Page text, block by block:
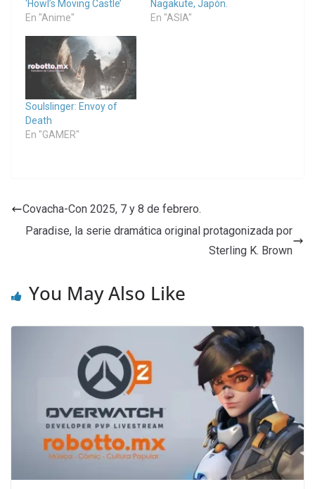
‘Howl’s Moving Castle’
En "Anime"
Nagakute, Japón.
En "ASIA"
Soulslinger: Envoy of
Death
En "GAMER"
Covacha-Con 2025, 7 y 8 de febrero.
Paradise, la serie dramática original protagonizada por
Sterling K. Brown
You May Also Like